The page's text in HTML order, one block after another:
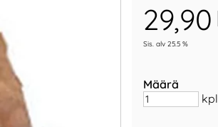
29,90
Sis. alv 25.5 %
Määrä
kpl